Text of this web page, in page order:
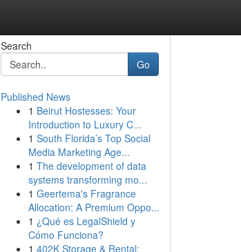
Search
Go
Published News
1 Beirut Hostesses: Your
Introduction to Luxury C...
1 South Florida’s Top Social
Media Marketing Age...
1 The development of data
systems transforming mo...
1 Geertema's Fragrance
Allocation: A Premium Oppo...
1 ¿Qué es LegalShield y
Cómo Funciona?
1 402K Storage & Rental: